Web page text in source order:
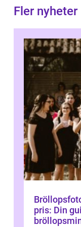
Fler nyheter
pris: Din